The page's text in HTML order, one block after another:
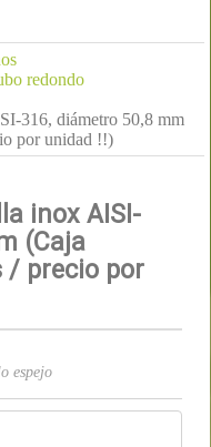
redondo
316, diámetro 50,8 mm
por unidad !!)
inox AISI-
(Caja
/ precio por
espejo